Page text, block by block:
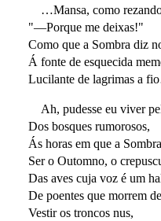
…Mansa, como
"—Porque me deixas!"
Como que a Sombra diz
Á fonte de esquecida
Lucilante de lagrimas a
Ah, pudesse eu viver
Dos bosques rumorosos,
Ás horas em que a
Ser o Outomno, o
Das aves cuja voz é um
De poentes que morrem
Vestir os troncos nus,